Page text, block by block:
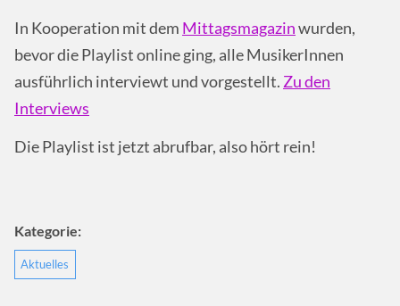
In Kooperation mit dem Mittagsmagazinwurden,
bevor die Playlist online ging, alle MusikerInnen
ausführlich interviewt und vorgestellt. Zu den
Interviews
Die Playlist ist jetzt abrufbar, also hört rein!
Kategorie:
Aktuelles